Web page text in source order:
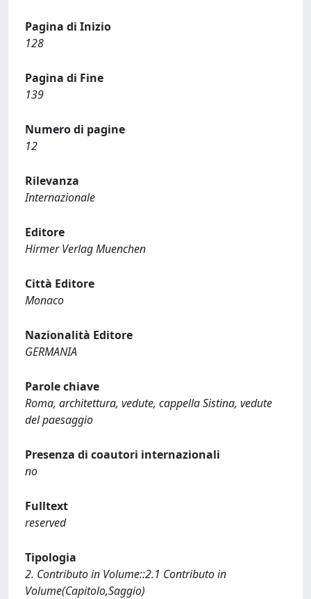
Pagina di Inizio
128
Pagina di Fine
139
Numero di pagine
12
Rilevanza
Internazionale
Editore
Hirmer Verlag Muenchen
Città Editore
Monaco
Nazionalità Editore
GERMANIA
Parole chiave
Roma, architettura, vedute, cappella Sistina, vedute
del paesaggio
Presenza di coautori internazionali
no
Fulltext
reserved
Tipologia
2. Contributo in Volume::2.1 Contributo in
Volume(Capitolo,Saggio)